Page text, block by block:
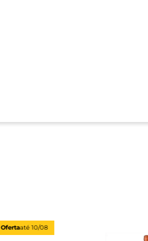
Ofertaaté10/08